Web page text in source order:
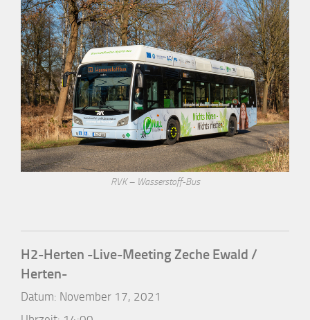
RVK – Wasserstoff-Bus
H2-Herten -Live-Meeting Zeche Ewald /
Herten-
Datum: November 17, 2021